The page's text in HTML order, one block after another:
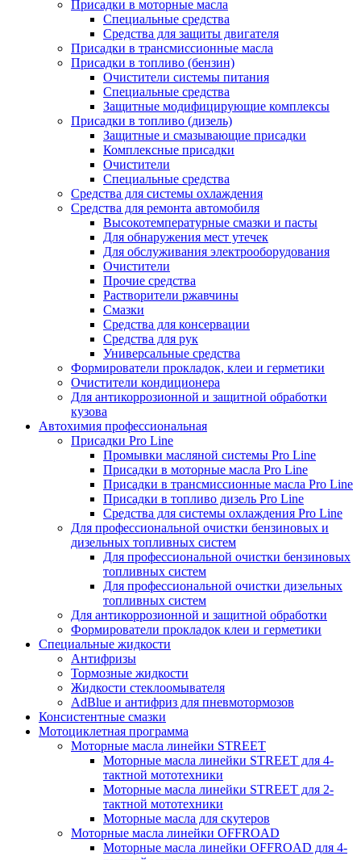
Присадки в моторные масла
Специальные средства
Средства для защиты двигателя
Присадки в трансмиссионные масла
Присадки в топливо (бензин)
Очистители системы питания
Специальные средства
Защитные модифицирующие комплексы
Присадки в топливо (дизель)
Защитные и смазывающие присадки
Комплексные присадки
Очистители
Специальные средства
Средства для системы охлаждения
Средства для ремонта автомобиля
Высокотемпературные смазки и пасты
Для обнаружения мест утечек
Для обслуживания электрооборудования
Очистители
Прочие средства
Растворители ржавчины
Смазки
Средства для консервации
Средства для рук
Универсальные средства
Формирователи прокладок, клеи и герметики
Очистители кондиционера
Для антикоррозионной и защитной обработки
кузова
Автохимия профессиональная
Присадки Pro Line
Промывки масляной системы Pro Line
Присадки в моторные масла Pro Line
Присадки в трансмиссионные масла Pro Line
Присадки в топливо дизель Pro Line
Средства для системы охлаждения Pro Line
Для профессиональной очистки бензиновых и
дизельных топливных систем
Для профессиональной очистки бензиновых
топливных систем
Для профессиональной очистки дизельных
топливных систем
Для антикоррозионной и защитной обработки
Формирователи прокладок клеи и герметики
Специальные жидкости
Антифризы
Тормозные жидкости
Жидкости стеклоомывателя
AdBlue и антифриз для пневмотормозов
Консистентные смазки
Мотоциклетная программа
Моторные масла линейки STREET
Моторные масла линейки STREET для 4-
тактной мототехники
Моторные масла линейки STREET для 2-
тактной мототехники
Моторные масла для скутеров
Моторные масла линейки OFFROAD
Моторные масла линейки OFFROAD для 4-